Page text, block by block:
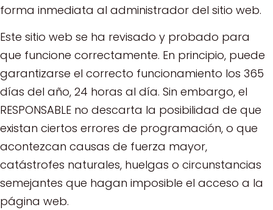
forma inmediata al administrador del sitio web.
Este sitio web se ha revisado y probado para
que funcione correctamente. En principio, puede
garantizarse el correcto funcionamiento los 365
días del año, 24 horas al día. Sin embargo, el
RESPONSABLE no descarta la posibilidad de que
existan ciertos errores de programación, o que
acontezcan causas de fuerza mayor,
catástrofes naturales, huelgas o circunstancias
semejantes que hagan imposible el acceso a la
página web.